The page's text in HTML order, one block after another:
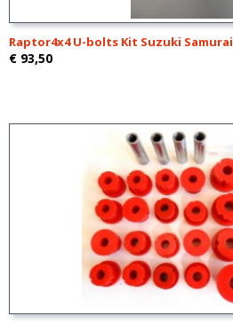
Raptor4x4 U-bolts Kit Suzuki Samurai
€ 93,50